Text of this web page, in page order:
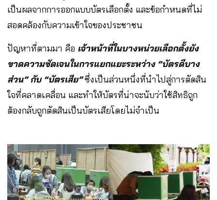
เป็นผลจากการออกแบบบัตรเลือกตั้ง และข้อกำหนดที่ไม่
สอดคล้องกับความเข้าใจของประชาชน
ปัญหาที่ตามมา คือ เจ้าหน้าที่ในบางหน่วยเลือกตั้งยัง
ขาดความชัดเจนในการแยกแยะระหว่าง “บัตรดีบาง
ส่วน” กับ “บัตรเสีย”ซึ่งเป็นส่วนหนึ่งที่นำไปสู่การตัดสิน
ใจที่คลาดเคลื่อน และทำให้บัตรที่น่าจะนับว่าใช้สิทธิถูก
ต้องกลับถูกตัดสินเป็นบัตรเสียโดยไม่จำเป็น